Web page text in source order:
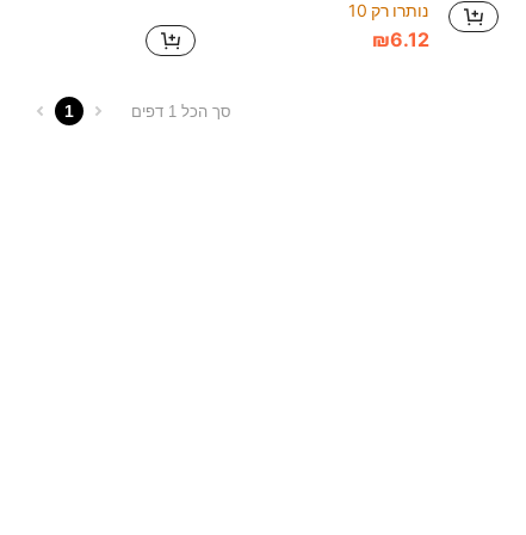
נותרו רק 10
₪6.12
סך הכל 1 דפים 1